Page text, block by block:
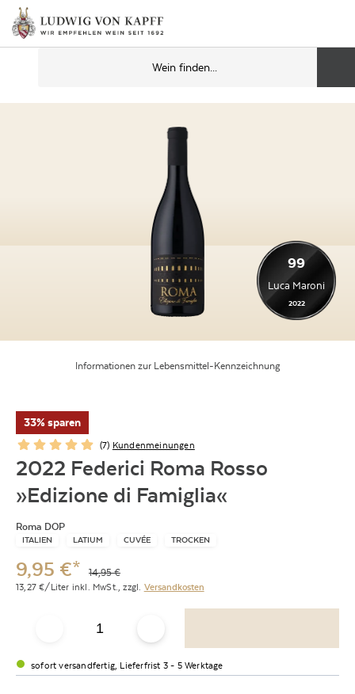
Informationen zur Lebensmittel-Kennzeichnung
99
Luca Maroni
2022
33% sparen
(7) Kundenmeinungen
2022 Federici Roma Rosso
»Edizione di Famiglia«
Roma DOP
ITALIEN LATIUM CUVÉE TROCKEN
9,95 €* 14,95€
13,27 €/Liter inkl. MwSt., zzgl. Versandkosten
sofort versandfertig, Lieferfrist 3 - 5 Werktage